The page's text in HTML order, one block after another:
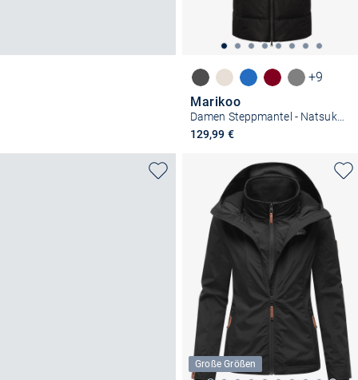
+9
Marikoo
Damen Steppmantel - Natsukoo XVI
129,99 €
Große Größen